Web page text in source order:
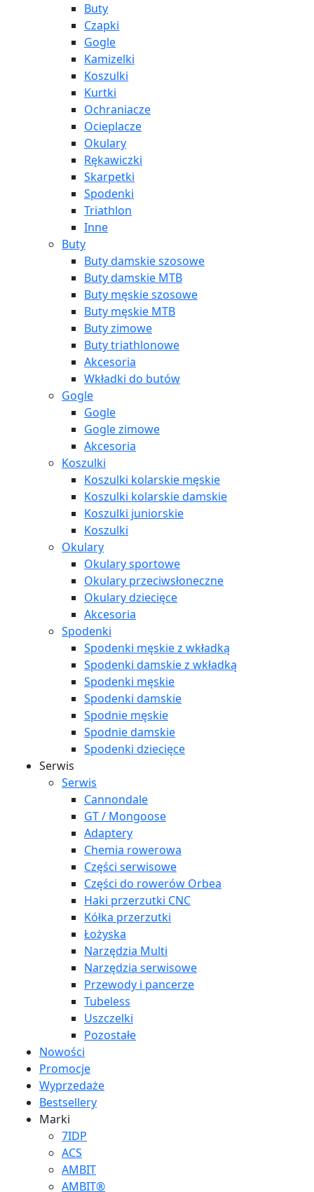
Buty
Czapki
Gogle
Kamizelki
Koszulki
Kurtki
Ochraniacze
Ocieplacze
Okulary
Rękawiczki
Skarpetki
Spodenki
Triathlon
Inne
Buty
Buty damskie szosowe
Buty damskie MTB
Buty męskie szosowe
Buty męskie MTB
Buty zimowe
Buty triathlonowe
Akcesoria
Wkładki do butów
Gogle
Gogle
Gogle zimowe
Akcesoria
Koszulki
Koszulki kolarskie męskie
Koszulki kolarskie damskie
Koszulki juniorskie
Koszulki
Okulary
Okulary sportowe
Okulary przeciwsłoneczne
Okulary dziecięce
Akcesoria
Spodenki
Spodenki męskie z wkładką
Spodenki damskie z wkładką
Spodenki męskie
Spodenki damskie
Spodnie męskie
Spodnie damskie
Spodenki dziecięce
Serwis
Serwis
Cannondale
GT / Mongoose
Adaptery
Chemia rowerowa
Części serwisowe
Części do rowerów Orbea
Haki przerzutki CNC
Kółka przerzutki
Łożyska
Narzędzia Multi
Narzędzia serwisowe
Przewody i pancerze
Tubeless
Uszczelki
Pozostałe
Nowości
Promocje
Wyprzedaże
Bestsellery
Marki
7IDP
ACS
AMBIT
AMBIT®